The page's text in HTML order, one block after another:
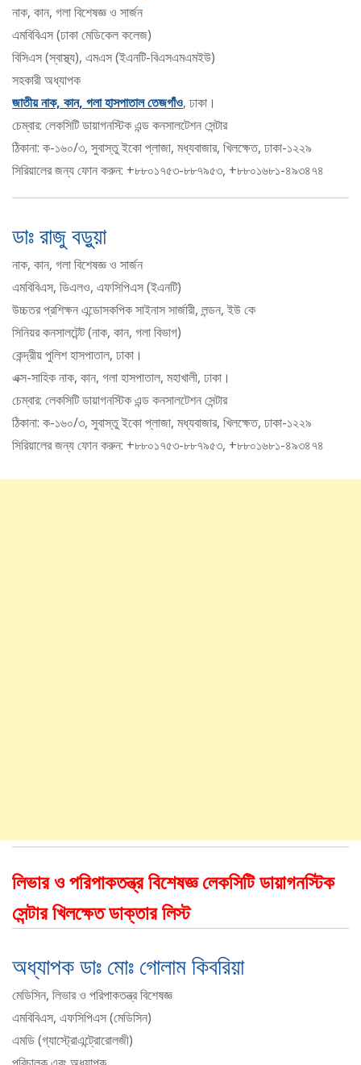
নাক, কান, গলা বিশেষজ্ঞ ও সার্জন
এমবিবিএস (ঢাকা মেডিকেল কলেজ)
বিসিএস (স্বাস্থ্য), এমএস (ইএনটি-বিএসএমএমইউ)
সহকারী অধ্যাপক
জাতীয় নাক, কান, গলা হাসপাতাল তেজগাঁও, ঢাকা।
চেম্বার: লেকসিটি ডায়াগনস্টিক এন্ড কনসালটেশন সেন্টার
ঠিকানা: ক-১৬০/৩, সুবাস্তু ইকো প্লাজা, মধ্যবাজার, খিলক্ষেত, ঢাকা-১২২৯
সিরিয়ালের জন্য ফোন করুন: +৮৮০১৭৫৩-৮৮৭৯৫৩, +৮৮০১৬৮১-৪৯৩৪৭৪
ডাঃ রাজু বড়ুয়া
নাক, কান, গলা বিশেষজ্ঞ ও সার্জন
এমবিবিএস, ডিএলও, এফসিপিএস (ইএনটি)
উচ্চতর প্রশিক্ষন এন্ডোসকপিক সাইনাস সার্জারী, লন্ডন, ইউ কে
সিনিয়র কনসালটেন্ট (নাক, কান, গলা বিভাগ)
কেন্দ্রীয় পুলিশ হাসপাতাল, ঢাকা।
এক্স-সাহিক নাক, কান, গলা হাসপাতাল, মহাখালী, ঢাকা।
চেম্বার: লেকসিটি ডায়াগনস্টিক এন্ড কনসালটেশন সেন্টার
ঠিকানা: ক-১৬০/৩, সুবাস্তু ইকো প্লাজা, মধ্যবাজার, খিলক্ষেত, ঢাকা-১২২৯
সিরিয়ালের জন্য ফোন করুন: +৮৮০১৭৫৩-৮৮৭৯৫৩, +৮৮০১৬৮১-৪৯৩৪৭৪
লিভার ও পরিপাকতন্ত্র বিশেষজ্ঞ লেকসিটি ডায়াগনস্টিক
সেন্টার খিলক্ষেত ডাক্তার লিস্ট
অধ্যাপক ডাঃ মোঃ গোলাম কিবরিয়া
মেডিসিন, লিভার ও পরিপাকতন্ত্র বিশেষজ্ঞ
এমবিবিএস, এফসিপিএস (মেডিসিন)
এমডি (গ্যাস্ট্রোএন্ট্রোরোলজী)